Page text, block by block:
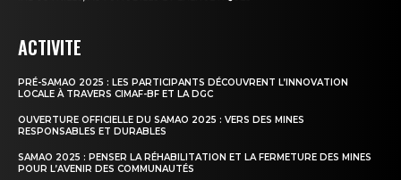
ACTIVITE
PRÉ-SAMAO 2025 : LES PARTICIPANTS DÉCOUVRENT L’INNOVATION
LOCALE À TRAVERS CIMAF-BF ET LA DGC
OUVERTURE OFFICIELLE DU SAMAO 2025 : VERS DES MINES
RESPONSABLES ET DURABLES
SAMAO 2025 : PENSER LA RÉHABILITATION ET LA FERMETURE DES MINES
POUR L’AVENIR DES COMMUNAUTÉS